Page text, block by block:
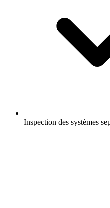
Inspection des systèmes